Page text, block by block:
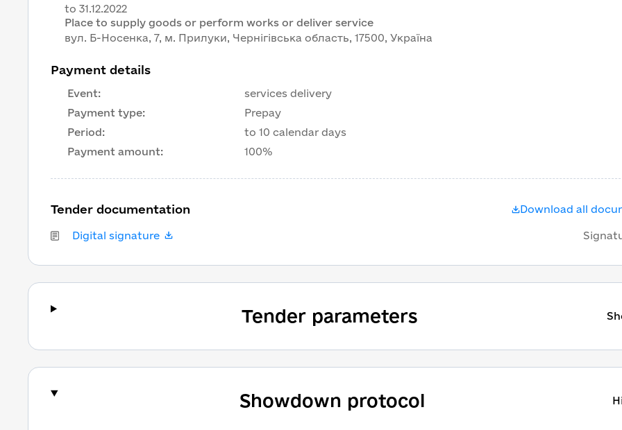
Place to supply goods or perform works or deliver service
вул. Б-Носенка, 7, м. Прилуки, Чернігівська область, 17500, Україна
Payment details
Event:
services delivery
Payment type:
Prepay
Period:
to 10 calendar days
Payment amount: 100%
Tender documentation Download all
Digital signature
Tender parameters
Showdown protocol